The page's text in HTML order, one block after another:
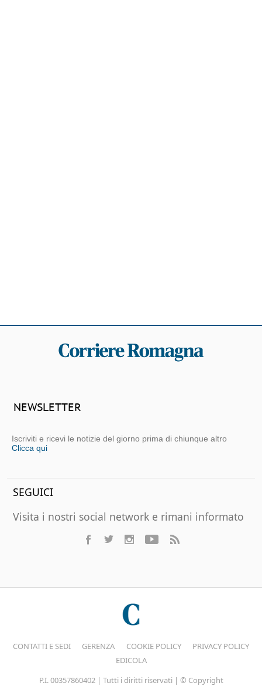
NEWSLETTER
Iscriviti e ricevi le notizie del giorno prima di chiunque altro
Clicca qui
SEGUICI
Visita i nostri social network e rimani informato
CONTATTI E SEDI GERENZA COOKIE POLICY
PRIVACY POLICY
EDICOLA
P.I. 00357860402 | Tutti i diritti riservati | © Copyright